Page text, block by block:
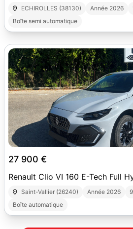
ECHIROLLES (38130) Année 2026
Boîte semi automatique
27 900 €
Renault Clio VI 160 E-Tech Full
Saint-Vallier (26240) Année 2026
Boîte automatique